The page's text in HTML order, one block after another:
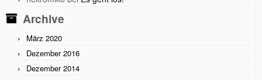
Archive
März 2020
Dezember 2016
Dezember 2014